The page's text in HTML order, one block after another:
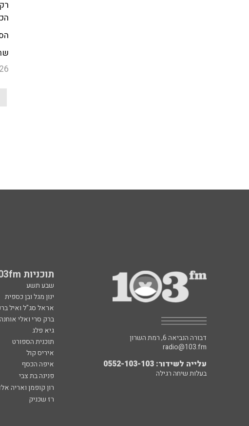
תוכניות 103fm
שבע תשע
ינון מגל ובן כספית
אראל סג"ל ואיל
ברק סרי ואלי אוחנה
גיא פלג
תוכנית הספורט
איריס קול
איפה הכסף
פנינה בת צבי
רון קופמן ואריה
רז שכניק
דבורה הנביאה 6, רמת השרון
radio@103.fm
עלייה לשידור: 0552-103-103
בעלות שיחה רגילה